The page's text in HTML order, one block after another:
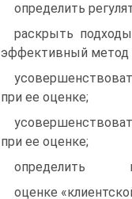
определить
раскрыть
эффективный метод
при ее оценке;
при ее оценке;
определить
оценке